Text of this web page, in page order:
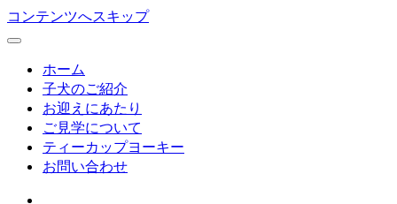
コンテンツへスキップ
ホーム
子犬のご紹介
お迎えにあたり
ご見学について
ティーカップヨーキー
お問い合わせ